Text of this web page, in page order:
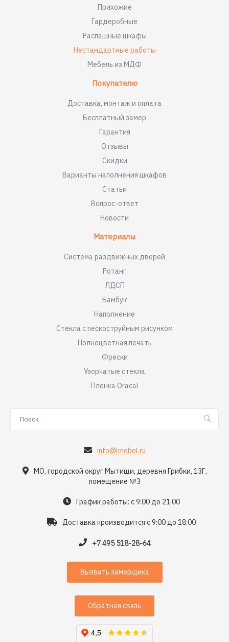
Прихожие
Гардеробные
Распашные шкафы
Нестандартные работы
Мебель из МДФ
Покупателю
Доставка, монтаж и оплата
Бесплатный замер
Гарантия
Отзывы
Скидки
Варианты наполнения шкафов
Статьи
Вопрос-ответ
Новости
Материалы
Система раздвижных дверей
Ротанг
ЛДСП
Бамбук
Наполнение
Стекла с пескоструйным рисунком
Полноцветная печать
Фрески
Узорчатые стекла
Пленка Oracal
info@lmebel.ru
МО, городской округ Мытищи, деревня Грибки, 13Г,
помещение №3
График работы: с 9:00 до 21:00
Доставка производится с 9:00 до 18:00
+7 495 518-28-64
Вызвать замерщика
Обратная связь